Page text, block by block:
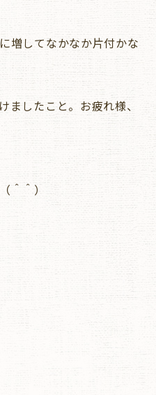
増してなかなか片付かな
ましたこと。お疲れ様、
＾＾）